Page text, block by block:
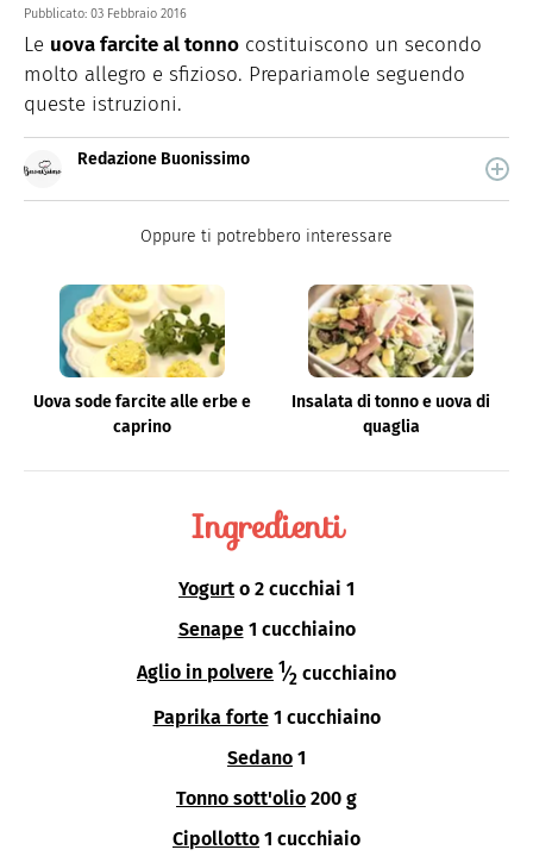
Pubblicato: 03 Febbraio 2016
Le uova farcite al tonno costituiscono un secondo
molto allegro e sfizioso. Prepariamole seguendo
queste istruzioni.
Redazione Buonissimo
quale trovi idee veloci, facili e spiegate passo passo.
Oppure ti potrebbero interessare
Uova sode farcite alle erbe e
caprino
Insalata di tonno e uova di
quaglia
Ingredienti
Yogurt o 2 cucchiai 1
Senape 1 cucchiaino
Aglio in polvere 1⁄2 cucchiaino
Paprika forte 1 cucchiaino
Sedano 1
Tonno sott'olio 200 g
Cipollotto 1 cucchiaio